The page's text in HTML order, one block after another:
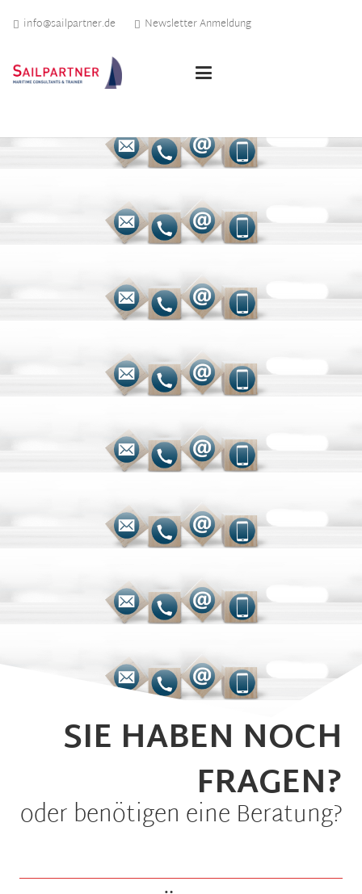
info@sailpartner.de Newsletter Anmeldung
SIE HABEN NOCH
FRAGEN?
oder benötigen eine Beratung?